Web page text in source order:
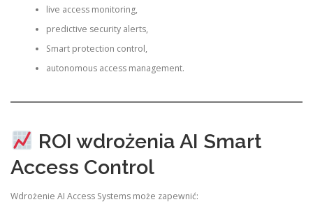
live access monitoring,
predictive security alerts,
Smart protection control,
autonomous access management.
ROI wdrożenia AI Smart
Access Control
Wdrożenie AI Access Systems może zapewnić: